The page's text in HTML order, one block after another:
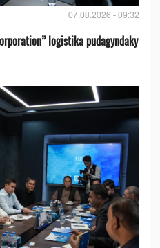
07.08.2026 - 09:32
logistika pudagyndaky